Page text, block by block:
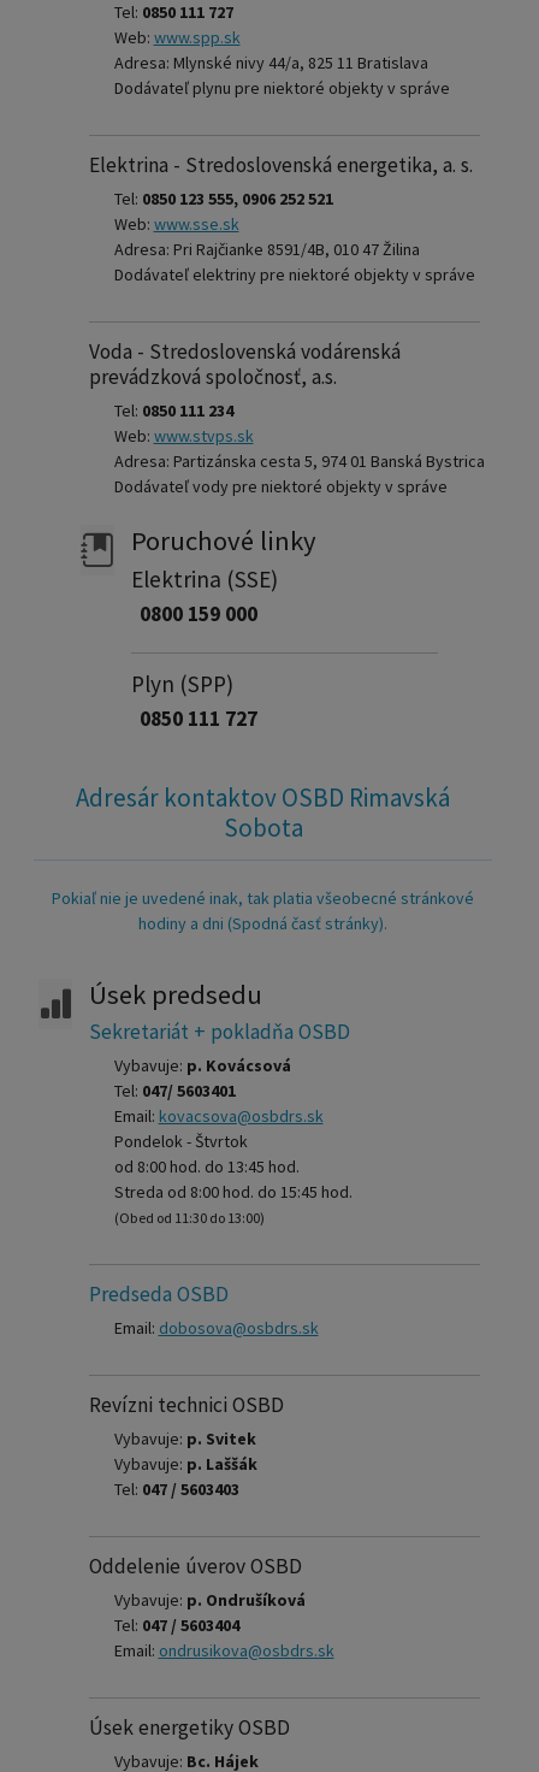
Tel: 0850 111 727
Web: www.spp.sk
Adresa: Mlynské nivy 44/a, 825 11 Bratislava
Dodávateľ plynu pre niektoré objekty v správe
Elektrina - Stredoslovenská energetika, a. s.
Tel: 0850 123 555, 0906 252 521
Web: www.sse.sk
Adresa: Pri Rajčianke 8591/4B, 010 47 Žilina
Dodávateľ elektriny pre niektoré objekty v správe
Voda - Stredoslovenská vodárenská
prevádzková spoločnosť, a.s.
Tel: 0850 111 234
Web: www.stvps.sk
Adresa: Partizánska cesta 5, 974 01 Banská Bystrica
Dodávateľ vody pre niektoré objekty v správe
Poruchové linky
Elektrina (SSE)
0800 159 000
Plyn (SPP)
0850 111 727
Adresár kontaktov OSBD Rimavská
Sobota
Pokiaľ nie je uvedené inak, tak platia všeobecné stránkové
hodiny a dni (Spodná časť stránky).
Úsek predsedu
Sekretariát + pokladňa OSBD
Vybavuje: p. Kovácsová
Tel: 047/ 5603401
Email: kovacsova@osbdrs.sk
Pondelok - Štvrtok
od 8:00 hod. do 13:45 hod.
Streda od 8:00 hod. do 15:45 hod.
(Obed od 11:30 do 13:00)
Predseda OSBD
Email: dobosova@osbdrs.sk
Revízni technici OSBD
Vybavuje: p. Svitek
Vybavuje: p. Laššák
Tel: 047 / 5603403
Oddelenie úverov OSBD
Vybavuje: p. Ondrušíková
Tel: 047 / 5603404
Email: ondrusikova@osbdrs.sk
Úsek energetiky OSBD
Vybavuje: Bc. Hájek